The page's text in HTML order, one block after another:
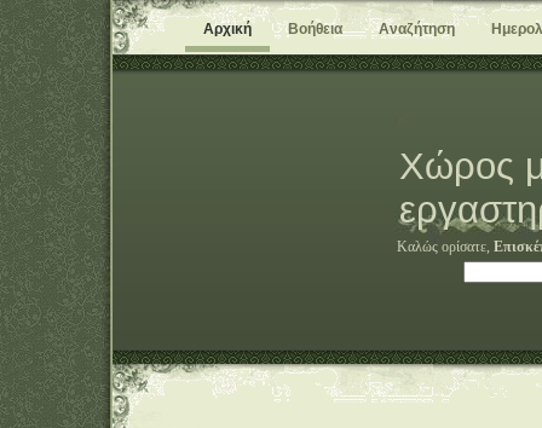
Αρχική Βοήθεια Αναζήτηση
Χώρος
Καλώς ορίσατε,